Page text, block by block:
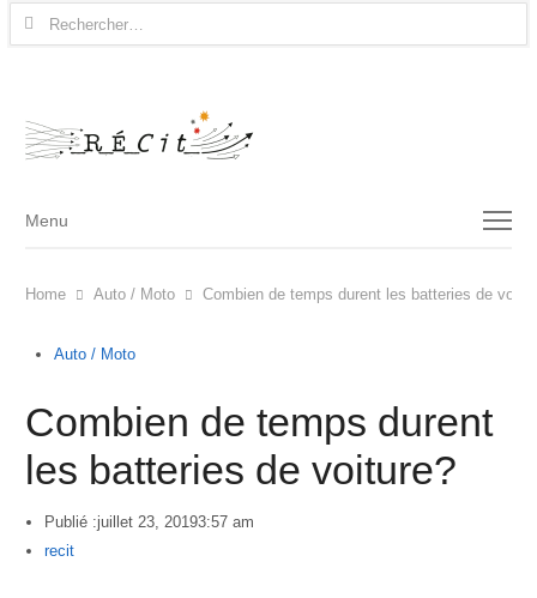
Rechercher :
Menu
Menu
Home Auto / Moto Combien de temps durent les batteries de
Auto / Moto
Combien de temps durent
les batteries de voiture?
Publié :juillet 23, 20193:57 am
Author
recit